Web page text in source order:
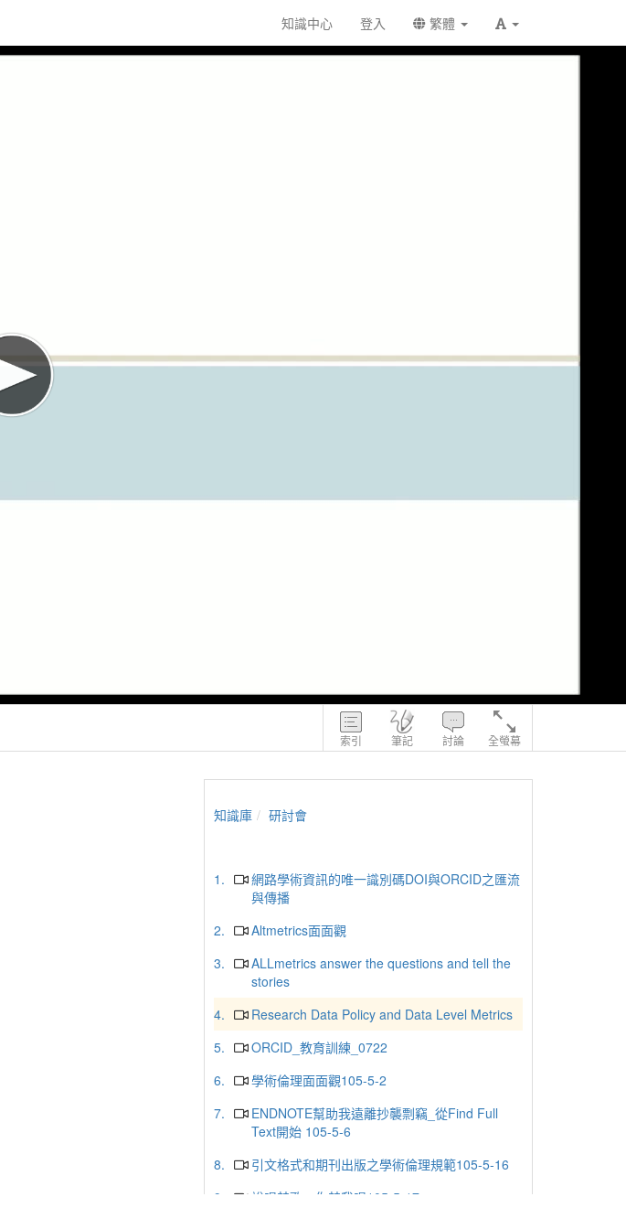
知識中心 登入 繁體
索引 筆記 討論 全螢幕
知識庫 研討會
1.
網路學術資訊的唯一識別碼DOI與ORCID之匯流
與傳播
2.
Altmetrics面面觀
3.
ALLmetrics answer the questions and tell the
stories
4.
Research Data Policy and Data Level Metrics
5.
ORCID_教育訓練_0722
6.
學術倫理面面觀105-5-2
7.
ENDNOTE幫助我遠離抄襲剽竊_從Find Full
Text開始 105-5-6
8.
引文格式和期刊出版之學術倫理規範105-5-16
9.
說唱禁歌‧你禁我唱105-5-17